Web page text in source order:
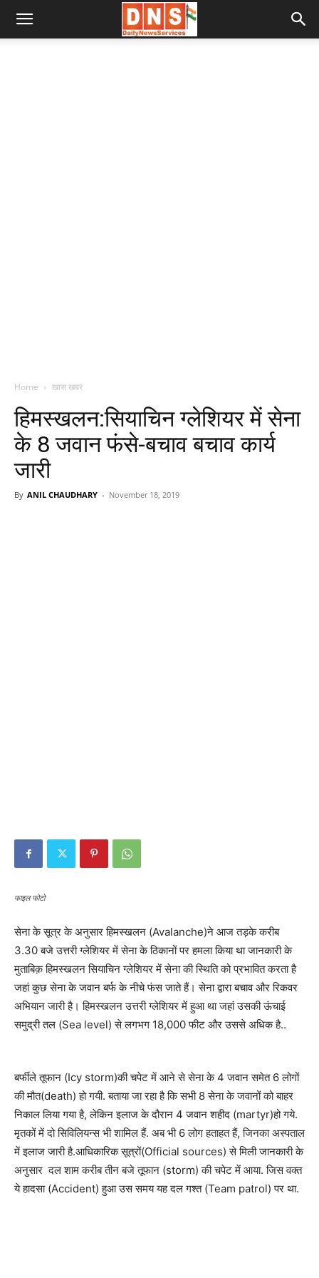
Home खास खबर
हिमस्खलन:सियाचिन ग्लेशियर में सेना
के 8 जवान फंसे-बचाव बचाव कार्य
जारी
By ANIL CHAUDHARY - November 18, 2019
फाइल फोटो
सेना के सूत्र के अनुसार हिमस्खलन (Avalanche)ने आज तड़के करीब
3.30 बजे उत्तरी ग्लेशियर में सेना के ठिकानों पर हमला किया था जानकारी के
मुताबिक़ हिमस्खलन सियाचिन ग्लेशियर में सेना की स्थिति को प्रभावित करता है
जहां कुछ सेना के जवान बर्फ के नीचे फंस जाते हैं। सेना द्वारा बचाव और रिकवर
अभियान जारी है। हिमस्खलन उत्तरी ग्लेशियर में हुआ था जहां उसकी ऊंचाई
समुद्री तल (Sea level) से लगभग 18,000 फीट और उससे अधिक है..
बर्फीले तूफान (Icy storm)की चपेट में आने से सेना के 4 जवान समेत 6 लोगों
की मौत(death) हो गयी. बताया जा रहा है कि सभी 8 सेना के जवानों को बाहर
निकाल लिया गया है, लेकिन इलाज के दौरान 4 जवान शहीद (martyr)हो गये.
मृतकों में दो सिविलियन्‍स भी शामिल हैं. अब भी 6 लोग हताहत हैं, जिनका अस्‍पताल
में इलाज जारी है.आधिकारिक सूत्रों(Official sources) से मिली जानकारी के
अनुसार दल शाम करीब तीन बजे तूफान (storm) की चपेट में आया. जिस वक्त
ये हादसा (Accident) हुआ उस समय यह दल गश्त (Team patrol) पर था.